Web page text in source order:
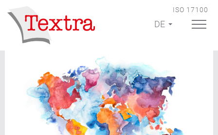
ISO 17100
DE